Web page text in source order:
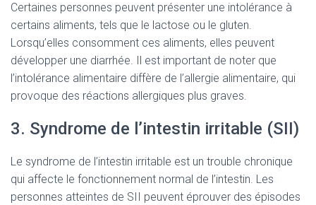
Certaines personnes peuvent présenter une intolérance à
certains aliments, tels que le lactose ou le gluten.
Lorsqu’elles consomment ces aliments, elles peuvent
développer une diarrhée. Il est important de noter que
l’intolérance alimentaire diffère de l’allergie alimentaire, qui
provoque des réactions allergiques plus graves.
3. Syndrome de l’intestin irritable (SII)
Le syndrome de l’intestin irritable est un trouble chronique
qui affecte le fonctionnement normal de l’intestin. Les
personnes atteintes de SII peuvent éprouver des épisodes